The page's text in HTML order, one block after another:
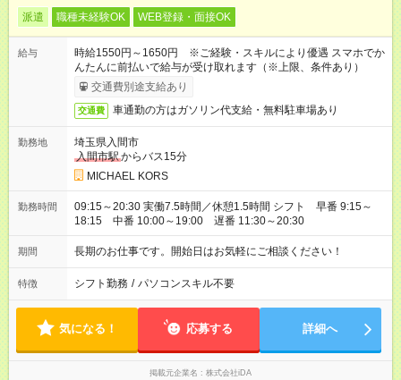
派遣 職種未経験OK WEB登録・面接OK
給与
時給1550円～1650円 ※ご経験・スキルにより優遇 スマホでか
んたんに前払いで給与が受け取れます（※上限、条件あり）
交通費別途支給あり
交通費 車通勤の方はガソリン代支給・無料駐車場あり
勤務地
埼玉県入間市
入間市駅からバス15分
MICHAEL KORS
勤務時間
09:15～20:30 実働7.5時間／休憩1.5時間 シフト 早番 9:15～
18:15 中番 10:00～19:00 遅番 11:30～20:30
期間 長期のお仕事です。開始日はお気軽にご相談ください！
特徴 シフト勤務 / パソコンスキル不要
気になる！ 応募する 詳細へ
掲載元企業名 株式会社iDA